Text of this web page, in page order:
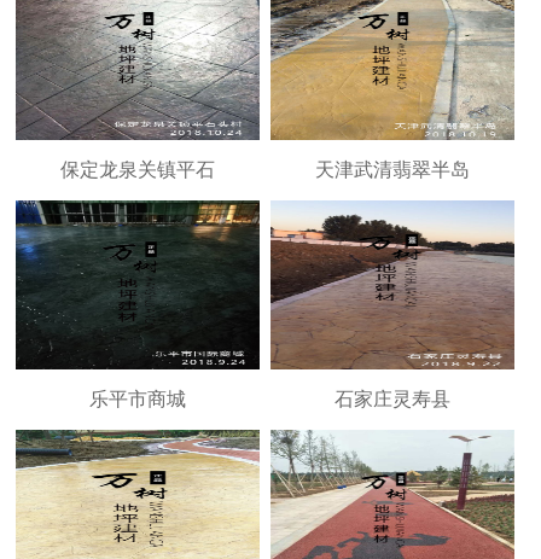
保定龙泉关镇平石 天津武清翡翠半岛
乐平市商城 石家庄灵寿县